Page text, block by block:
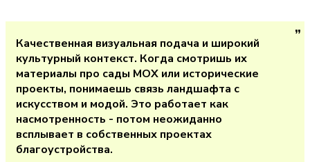
Качественная визуальная подача и широкий
культурный контекст. Когда смотришь их
материалы про сады МОХ или исторические
проекты, понимаешь связь ландшафта с
искусством и модой. Это работает как
насмотренность - потом неожиданно
всплывает в собственных проектах
благоустройства.